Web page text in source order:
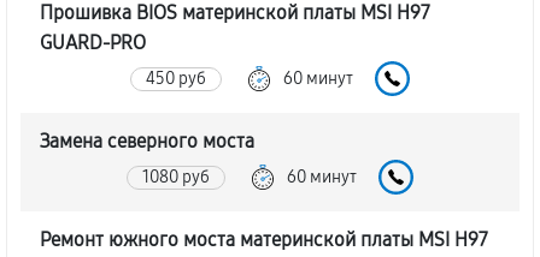
Прошивка BIOS материнской платы MSI H97
GUARD-PRO
450 руб 60 минут
Замена северного моста
1080 руб 60 минут
Ремонт южного моста материнской платы MSI H97